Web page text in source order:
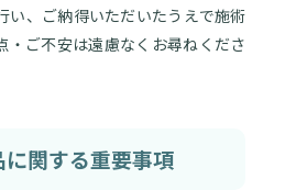
い、ご納得いただいたうえで施術
・ご不安は遠慮なくお尋ねくださ
関する重要事項